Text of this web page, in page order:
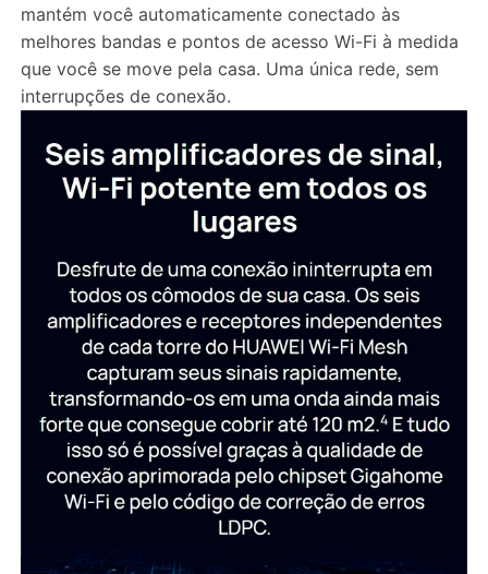
mantém você automaticamente conectado às
melhores bandas e pontos de acesso Wi-Fi à medida
que você se move pela casa. Uma única rede, sem
interrupções de conexão.